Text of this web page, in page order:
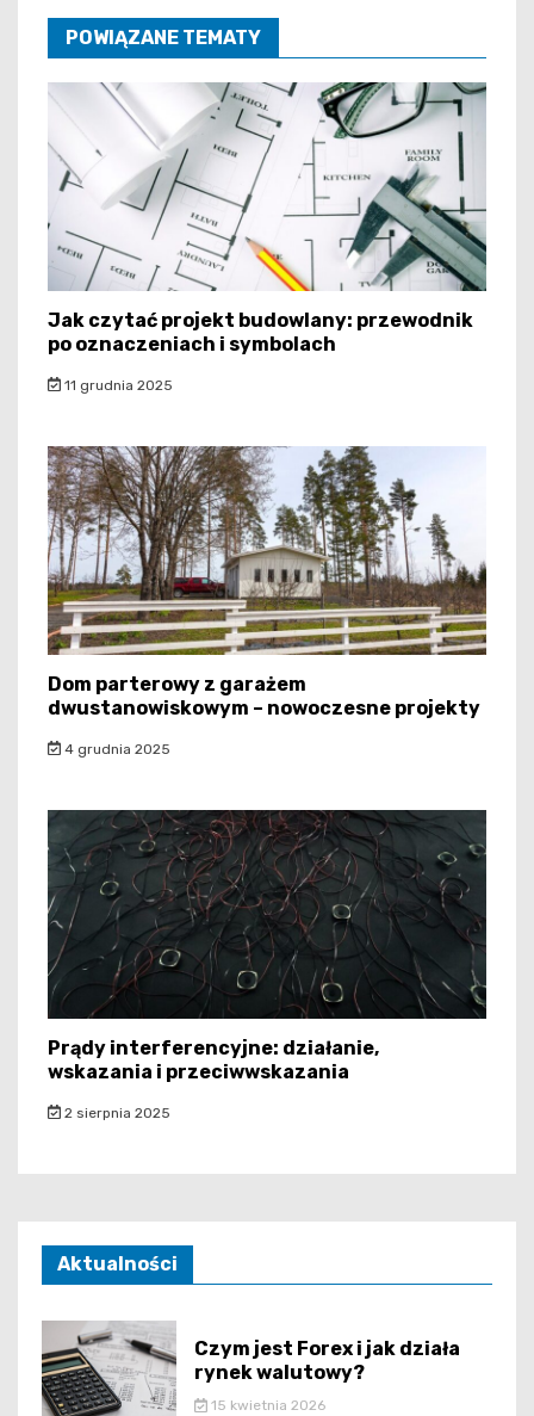
POWIĄZANE TEMATY
Jak czytać projekt budowlany: przewodnik
po oznaczeniach i symbolach
11 grudnia 2025
Dom parterowy z garażem
dwustanowiskowym – nowoczesne projekty
4 grudnia 2025
Prądy interferencyjne: działanie,
wskazania i przeciwwskazania
2 sierpnia 2025
Aktualności
Czym jest Forex i jak działa
rynek walutowy?
15 kwietnia 2026